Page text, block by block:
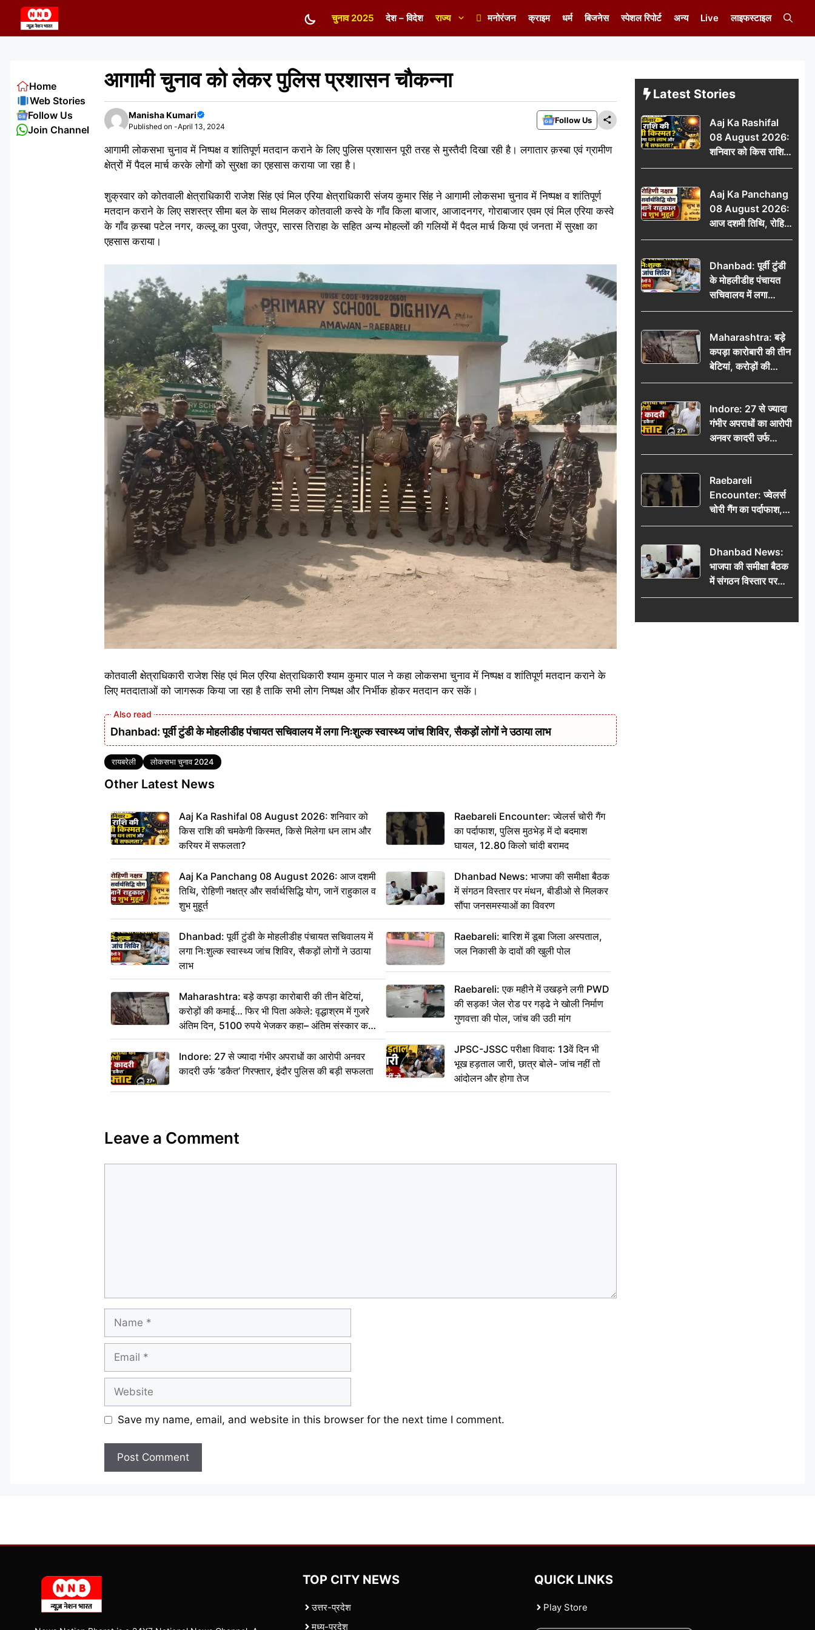
content
चुनाव 2025 देश – विदेश राज्य मनोरंजन क्राइम धर्म बिजनेस स्पेशल रिपोर्ट अन्य Live लाइफस्टाइल
आगामी चुनाव को लेकर पुलिस प्रशासन चौकन्ना
Manisha Kumari
Published on -April 13, 2024
Follow Us
आगामी लोकसभा चुनाव में निष्पक्ष व शांतिपूर्ण मतदान कराने के लिए पुलिस प्रशासन पूरी तरह से मुस्तैदी दिखा रही है। लगातार क़स्बा एवं ग्रामीण
क्षेत्रों में पैदल मार्च करके लोगों को सुरक्षा का एहसास कराया जा रहा है।
शुक्रवार को कोतवाली क्षेत्राधिकारी राजेश सिंह एवं मिल एरिया क्षेत्राधिकारी संजय कुमार सिंह ने आगामी लोकसभा चुनाव में निष्पक्ष व शांतिपूर्ण
मतदान कराने के लिए सशस्त्र सीमा बल के साथ मिलकर कोतवाली कस्वे के गाँव किला बाजार, आजादनगर, गोराबाजार एवम एवं मिल एरिया कस्वे
के गाँव क़स्बा पटेल नगर, कल्लू का पुरवा, जेतपुर, सारस तिराहा के सहित अन्य मोहल्लों की गलियों में पैदल मार्च किया एवं जनता में सुरक्षा का
एहसास कराया।
कोतवाली क्षेत्राधिकारी राजेश सिंह एवं मिल एरिया क्षेत्राधिकारी श्याम कुमार पाल ने कहा लोकसभा चुनाव में निष्पक्ष व शांतिपूर्ण मतदान कराने के
लिए मतदाताओं को जागरूक किया जा रहा है ताकि सभी लोग निष्पक्ष और निर्भीक होकर मतदान कर सकें।
Dhanbad: पूर्वी टुंडी के मोहलीडीह पंचायत सचिवालय में लगा निःशुल्क स्वास्थ्य जांच शिविर, सैकड़ों लोगों ने उठाया लाभ
Tags
रायबरेली लोकसभा चुनाव 2024
Other Latest News
Aaj Ka Rashifal 08 August 2026: शनिवार को
किस राशि की चमकेगी किस्मत, किसे मिलेगा धन लाभ और
करियर में सफलता?
Aaj Ka Panchang 08 August 2026: आज दशमी
तिथि, रोहिणी नक्षत्र और सर्वार्थसिद्धि योग, जानें राहुकाल व
शुभ मुहूर्त
Dhanbad: पूर्वी टुंडी के मोहलीडीह पंचायत सचिवालय में
लगा निःशुल्क स्वास्थ्य जांच शिविर, सैकड़ों लोगों ने उठाया
लाभ
Maharashtra: बड़े कपड़ा कारोबारी की तीन बेटियां,
करोड़ों की कमाई… फिर भी पिता अकेले: वृद्धाश्रम में गुजरे
अंतिम दिन, 5100 रुपये भेजकर कहा– अंतिम संस्कार कर
दीजिए हम नहीं आ पाएंगे
Indore: 27 से ज्यादा गंभीर अपराधों का आरोपी अनवर
कादरी उर्फ ‘डकैत’ गिरफ्तार, इंदौर पुलिस की बड़ी सफलता
Raebareli Encounter: ज्वेलर्स चोरी गैंग
का पर्दाफाश, पुलिस मुठभेड़ में दो बदमाश
घायल, 12.80 किलो चांदी बरामद
Dhanbad News: भाजपा की समीक्षा बैठक
में संगठन विस्तार पर मंथन, बीडीओ से मिलकर
सौंपा जनसमस्याओं का विवरण
Raebareli: बारिश में डूबा जिला अस्पताल,
जल निकासी के दावों की खुली पोल
Raebareli: एक महीने में उखड़ने लगी PWD
की सड़क! जेल रोड पर गड्ढे ने खोली निर्माण
गुणवत्ता की पोल, जांच की उठी मांग
JPSC-JSSC परीक्षा विवाद: 13वें दिन भी
भूख हड़ताल जारी, छात्र बोले- जांच नहीं तो
आंदोलन और होगा तेज
Leave a Comment
Name
Email
Website
Save my name, email, and website in this browser for the next time I comment.
Home
Web Stories
Follow Us
Join Channel
Latest Stories
Aaj Ka Rashifal
08 August 2026:
शनिवार को किस राशि
की चमकेगी किस्मत,
और करियर में सफलता?
Aaj Ka Panchang
08 August 2026:
आज दशमी तिथि, रोहिणी
नक्षत्र और सर्वार्थसिद्धि
शुभ मुहूर्त
Dhanbad: पूर्वी टुंडी
के मोहलीडीह पंचायत
सचिवालय में लगा
निःशुल्क स्वास्थ्य जांच
उठाया लाभ
Maharashtra: बड़े
कपड़ा कारोबारी की तीन
बेटियां, करोड़ों की
कमाई… फिर भी पिता
अंतिम दिन, 5100 रुपये
भेजकर कहा– अंतिम
संस्कार कर दीजिए हम
नहीं आ पाएंगे
Indore: 27 से ज्यादा
गंभीर अपराधों का आरोपी
अनवर कादरी उर्फ
‘डकैत’ गिरफ्तार, इंदौर
Raebareli
Encounter: ज्वेलर्स
चोरी गैंग का पर्दाफाश,
पुलिस मुठभेड़ में दो
किलो चांदी बरामद
Dhanbad News:
भाजपा की समीक्षा बैठक
में संगठन विस्तार पर
मंथन, बीडीओ से
जनसमस्याओं का विवरण
TOP CITY NEWS
उत्तर-प्रदेश
मध्य-प्रदेश
QUICK LINKS
Play Store